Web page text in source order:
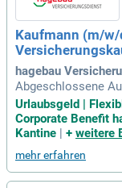
Kaufmann (m/
hagebau
Abgeschlossene
icherungen und
cherungsfachwirt
uch im Umgang mit
Urlaubsgeld |
Corporate Benefit
Kantine | + weitere
mehr erfahren